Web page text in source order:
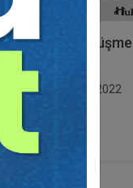
Müvekkille
Yayın Tarihi: 11.04.2022
300 TL